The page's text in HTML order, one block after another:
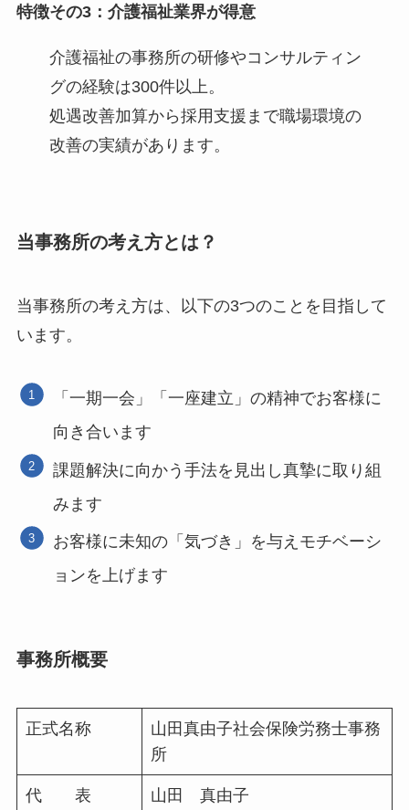
特徴その3：介護福祉業界が得意
介護福祉の事務所の研修やコンサルティン
グの経験は300件以上。
処遇改善加算から採用支援まで職場環境の
改善の実績があります。
当事務所の考え方とは？
当事務所の考え方は、以下の3つのことを目指して
います。
「一期一会」「一座建立」の精神でお客様に
向き合います
課題解決に向かう手法を見出し真摯に取り組
みます
お客様に未知の「気づき」を与えモチベーシ
ョンを上げます
事務所概要
正式名称
山田真由子社会保険労務士事務
所
代 表 山田 真由子